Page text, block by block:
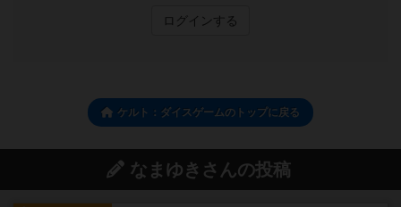
ログインする
ケルト：ダイスゲームのトップに戻る
なまゆきさんの投稿